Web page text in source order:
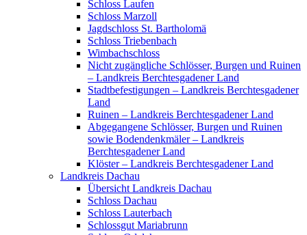
Schloss Laufen
Schloss Marzoll
Jagdschloss St. Bartholomä
Schloss Triebenbach
Wimbachschloss
Nicht zugängliche Schlösser, Burgen und Ruinen
– Landkreis Berchtesgadener Land
Stadtbefestigungen – Landkreis Berchtesgadener
Land
Ruinen – Landkreis Berchtesgadener Land
Abgegangene Schlösser, Burgen und Ruinen
sowie Bodendenkmäler – Landkreis
Berchtesgadener Land
Klöster – Landkreis Berchtesgadener Land
Landkreis Dachau
Übersicht Landkreis Dachau
Schloss Dachau
Schloss Lauterbach
Schlossgut Mariabrunn